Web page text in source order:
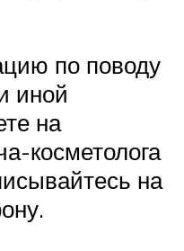
по поводу
иной
на
косметолога
на